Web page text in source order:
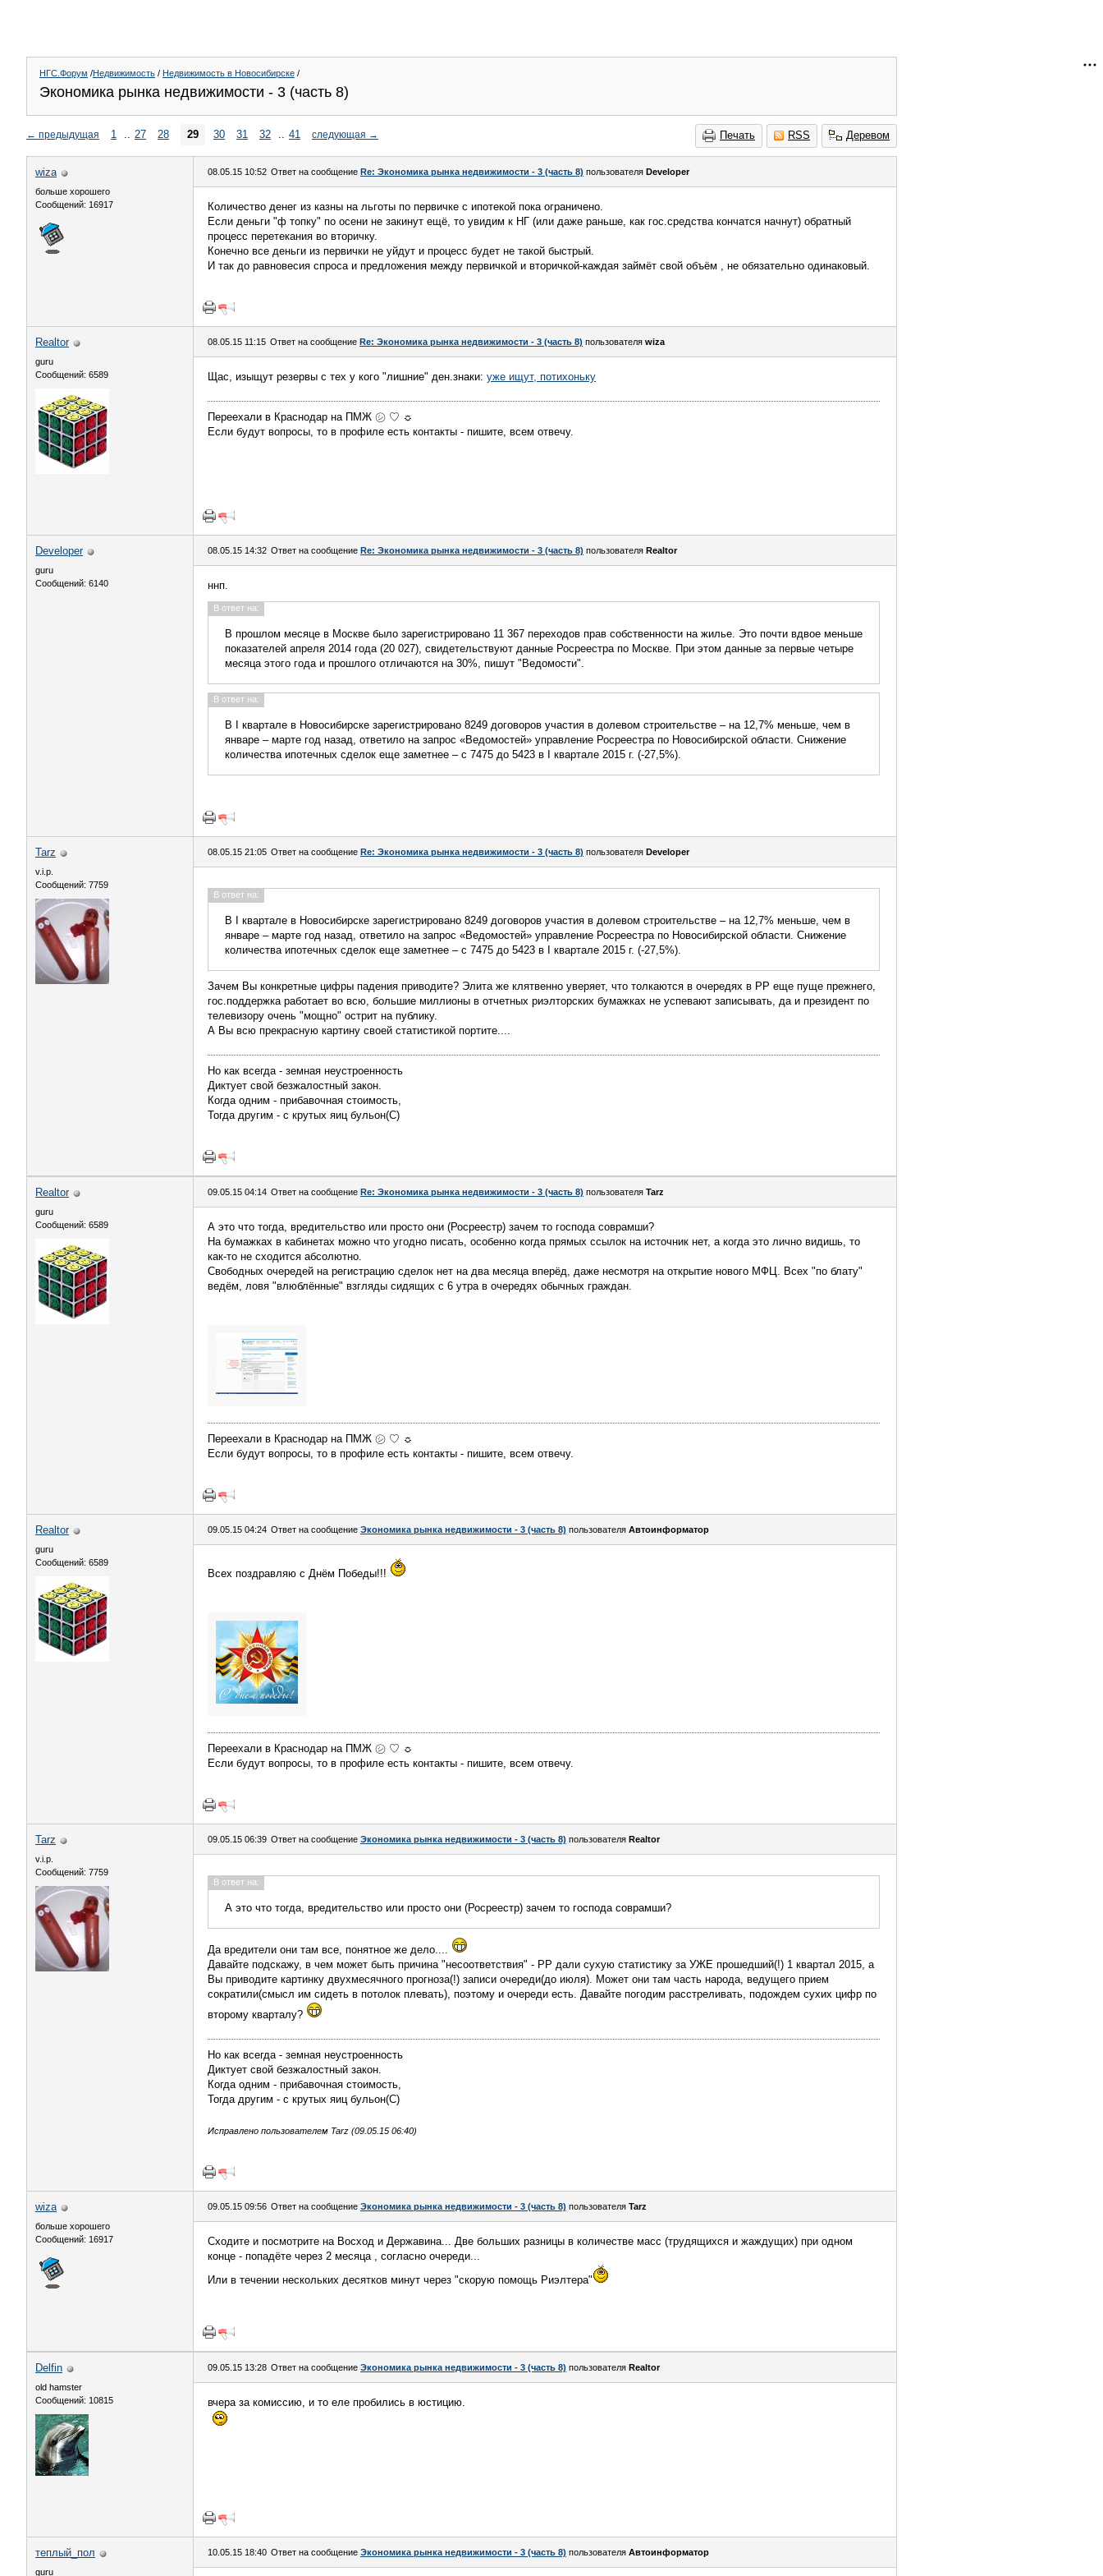
НГС.Форум /Недвижимость / Недвижимость в Новосибирске /
Экономика рынка недвижимости - 3 (часть 8)
Печать RSS Деревом
← предыдущая 1 .. 27 28 29 30 31 32 .. 41 следующая →
wiza
больше хорошего
Сообщений: 16917
08.05.15 10:52 Ответ на сообщение Re: Экономика рынка недвижимости - 3 (часть 8) пользователя Developer
Количество денег из казны на льготы по первичке с ипотекой пока ограничено.
Если деньги "ф топку" по осени не закинут ещё, то увидим к НГ (или даже раньше, как гос.средства кончатся начнут) обратный
процесс перетекания во вторичку.
Конечно все деньги из первички не уйдут и процесс будет не такой быстрый.
И так до равновесия спроса и предложения между первичкой и вторичкой-каждая займёт свой объём , не обязательно одинаковый.
Realtor
guru
Сообщений: 6589
08.05.15 11:15 Ответ на сообщение Re: Экономика рынка недвижимости - 3 (часть 8) пользователя wiza
Щас, изыщут резервы с тех у кого "лишние" ден.знаки: уже ищут, потихоньку
Переехали в Краснодар на ПМЖ ㋛ ♡ ☼
Если будут вопросы, то в профиле есть контакты - пишите, всем отвечу.
Developer
guru
Сообщений: 6140
08.05.15 14:32 Ответ на сообщение Re: Экономика рынка недвижимости - 3 (часть 8) пользователя Realtor
ннп.
В ответ на:
В прошлом месяце в Москве было зарегистрировано 11 367 переходов прав собственности на жилье. Это почти вдвое меньше
показателей апреля 2014 года (20 027), свидетельствуют данные Росреестра по Москве. При этом данные за первые четыре
месяца этого года и прошлого отличаются на 30%, пишут "Ведомости".
В ответ на:
В I квартале в Новосибирске зарегистрировано 8249 договоров участия в долевом строительстве – на 12,7% меньше, чем в
январе – марте год назад, ответило на запрос «Ведомостей» управление Росреестра по Новосибирской области. Снижение
количества ипотечных сделок еще заметнее – с 7475 до 5423 в I квартале 2015 г. (-27,5%).
Tarz
v.i.p.
Сообщений: 7759
08.05.15 21:05 Ответ на сообщение Re: Экономика рынка недвижимости - 3 (часть 8) пользователя Developer
В ответ на:
В I квартале в Новосибирске зарегистрировано 8249 договоров участия в долевом строительстве – на 12,7% меньше, чем в
январе – марте год назад, ответило на запрос «Ведомостей» управление Росреестра по Новосибирской области. Снижение
количества ипотечных сделок еще заметнее – с 7475 до 5423 в I квартале 2015 г. (-27,5%).
Зачем Вы конкретные цифры падения приводите? Элита же клятвенно уверяет, что толкаются в очередях в РР еще пуще прежнего,
гос.поддержка работает во всю, большие миллионы в отчетных риэлторских бумажках не успевают записывать, да и президент по
телевизору очень "мощно" острит на публику.
А Вы всю прекрасную картину своей статистикой портите....
Но как всегда - земная неустроенность
Диктует свой безжалостный закон.
Когда одним - прибавочная стоимость,
Тогда другим - с крутых яиц бульон(С)
Realtor
guru
Сообщений: 6589
09.05.15 04:14 Ответ на сообщение Re: Экономика рынка недвижимости - 3 (часть 8) пользователя Tarz
А это что тогда, вредительство или просто они (Росреестр) зачем то господа соврамши?
На бумажках в кабинетах можно что угодно писать, особенно когда прямых ссылок на источник нет, а когда это лично видишь, то
как-то не сходится абсолютно.
Свободных очередей на регистрацию сделок нет на два месяца вперёд, даже несмотря на открытие нового МФЦ. Всех "по блату"
ведём, ловя "влюблённые" взгляды сидящих с 6 утра в очередях обычных граждан.
Переехали в Краснодар на ПМЖ ㋛ ♡ ☼
Если будут вопросы, то в профиле есть контакты - пишите, всем отвечу.
Realtor
guru
Сообщений: 6589
09.05.15 04:24 Ответ на сообщение Экономика рынка недвижимости - 3 (часть 8) пользователя Автоинформатор
Всех поздравляю с Днём Победы!!!
Переехали в Краснодар на ПМЖ ㋛ ♡ ☼
Если будут вопросы, то в профиле есть контакты - пишите, всем отвечу.
Tarz
v.i.p.
Сообщений: 7759
09.05.15 06:39 Ответ на сообщение Экономика рынка недвижимости - 3 (часть 8) пользователя Realtor
В ответ на:
А это что тогда, вредительство или просто они (Росреестр) зачем то господа соврамши?
Да вредители они там все, понятное же дело....
Давайте подскажу, в чем может быть причина "несоответствия" - РР дали сухую статистику за УЖЕ прошедший(!) 1 квартал 2015, а
Вы приводите картинку двухмесячного прогноза(!) записи очереди(до июля). Может они там часть народа, ведущего прием
сократили(смысл им сидеть в потолок плевать), поэтому и очереди есть. Давайте погодим расстреливать, подождем сухих цифр по
второму кварталу?
Но как всегда - земная неустроенность
Диктует свой безжалостный закон.
Когда одним - прибавочная стоимость,
Тогда другим - с крутых яиц бульон(С)
Исправлено пользователем Tarz (09.05.15 06:40)
wiza
больше хорошего
Сообщений: 16917
09.05.15 09:56 Ответ на сообщение Экономика рынка недвижимости - 3 (часть 8) пользователя Tarz
Сходите и посмотрите на Восход и Державина... Две больших разницы в количестве масс (трудящихся и жаждущих) при одном
конце - попадёте через 2 месяца , согласно очереди...
Или в течении нескольких десятков минут через "скорую помощь Риэлтера"
Delfin
old hamster
Сообщений: 10815
09.05.15 13:28 Ответ на сообщение Экономика рынка недвижимости - 3 (часть 8) пользователя Realtor
вчера за комиссию, и то еле пробились в юстицию.
теплый_пол
guru
10.05.15 18:40 Ответ на сообщение Экономика рынка недвижимости - 3 (часть 8) пользователя Автоинформатор